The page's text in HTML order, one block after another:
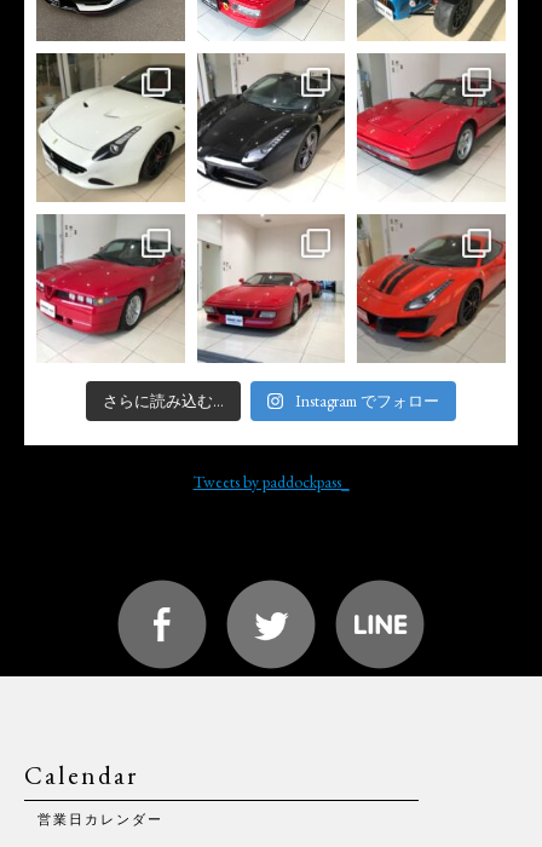
さらに読み込む... Instagram でフォロー
Tweets by paddockpass_
Calendar
営業日カレンダー